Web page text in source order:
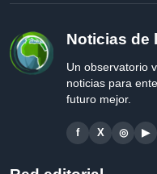
Noticias de
Un observatorio
noticias para
futuro mejor.
f X ◎ ▶